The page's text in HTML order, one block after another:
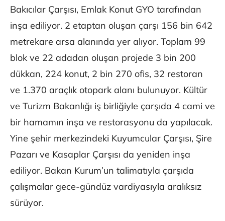
Bakıcılar Çarşısı, Emlak Konut GYO tarafından
inşa ediliyor. 2 etaptan oluşan çarşı 156 bin 642
metrekare arsa alanında yer alıyor. Toplam 99
blok ve 22 adadan oluşan projede 3 bin 200
dükkan, 224 konut, 2 bin 270 ofis, 32 restoran
ve 1.370 araçlık otopark alanı bulunuyor. Kültür
ve Turizm Bakanlığı iş birliğiyle çarşıda 4 cami ve
bir hamamın inşa ve restorasyonu da yapılacak.
Yine şehir merkezindeki Kuyumcular Çarşısı, Şire
Pazarı ve Kasaplar Çarşısı da yeniden inşa
ediliyor. Bakan Kurum’un talimatıyla çarşıda
çalışmalar gece-gündüz vardiyasıyla aralıksız
sürüyor.